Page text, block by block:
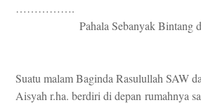
…………….
Pahala Sebanyak Bintang
Suatu malam Baginda Rasulullah SAW
Aisyah r.ha. berdiri di depan rumahnya